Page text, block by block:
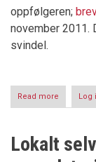
oppfølgeren;
november 2011.
svindel.
Read more about
Norske
til
Ulvig/
Log
Lokalt